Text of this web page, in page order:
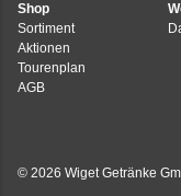
Shop
Sortiment
Aktionen
Tourenplan
AGB
© 2026 Wiget Getränke